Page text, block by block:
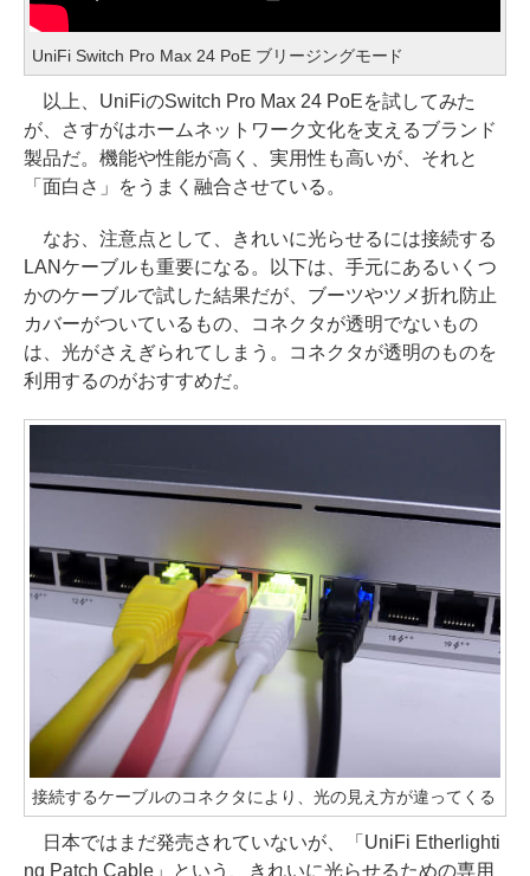
UniFi Switch Pro Max 24 PoE ブリージングモード
以上、UniFiのSwitch Pro Max 24 PoEを試してみた
が、さすがはホームネットワーク文化を支えるブランド
製品だ。機能や性能が高く、実用性も高いが、それと
「面白さ」をうまく融合させている。
なお、注意点として、きれいに光らせるには接続する
LANケーブルも重要になる。以下は、手元にあるいくつ
かのケーブルで試した結果だが、ブーツやツメ折れ防止
カバーがついているもの、コネクタが透明でないもの
は、光がさえぎられてしまう。コネクタが透明のものを
利用するのがおすすめだ。
接続するケーブルのコネクタにより、光の見え方が違ってくる
日本ではまだ発売されていないが、「UniFi Etherlighti
ng Patch Cable」という、きれいに光らせるための専用